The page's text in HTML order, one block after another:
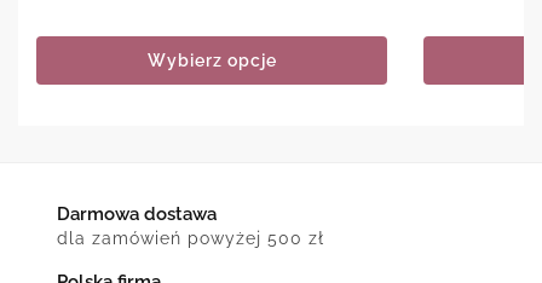
Wybierz opcje
Darmowa dostawa
dla zamówień powyżej 500 zł